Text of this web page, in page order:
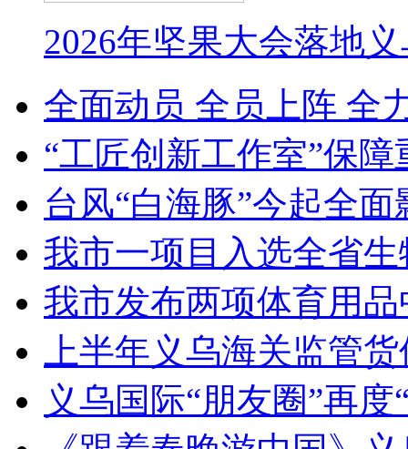
2026年坚果大会落地
全面动员 全员上阵 全
“工匠创新工作室”保
台风“白海豚”今起全面
我市一项目入选全省
我市发布两项体育用
上半年义乌海关监管
义乌国际“朋友圈”再度